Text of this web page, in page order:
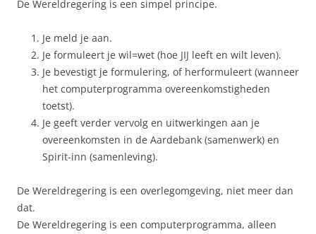
De Wereldregering is een simpel principe.
Je meld je aan.
Je formuleert je wil=wet (hoe JIJ leeft en wilt leven).
Je bevestigt je formulering, of herformuleert (wanneer
het computerprogramma overeenkomstigheden
toetst).
Je geeft verder vervolg en uitwerkingen aan je
overeenkomsten in de Aardebank (samenwerk) en
Spirit-inn (samenleving).
De Wereldregering is een overlegomgeving, niet meer dan
dat.
De Wereldregering is een computerprogramma, alleen